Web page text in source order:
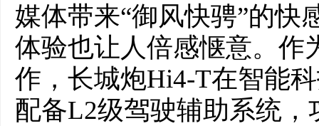
媒体带来“御风快骋”的快
体验也让人倍感惬意。作
作，长城炮Hi4-T在智能
配备L2级驾驶辅助系统